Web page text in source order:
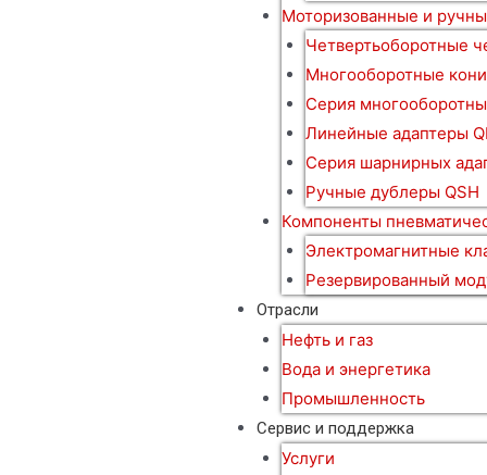
Моторизованные и
Четвертьоборотные
Многооборотные
Серия
Линейные адаптеры
Серия шарнирных
Ручные дублеры QSH
Компоненты
Электромагнитные
Резервированный
Отрасли
Нефть и газ
Вода и энергетика
Промышленность
Сервис и поддержка
Услуги